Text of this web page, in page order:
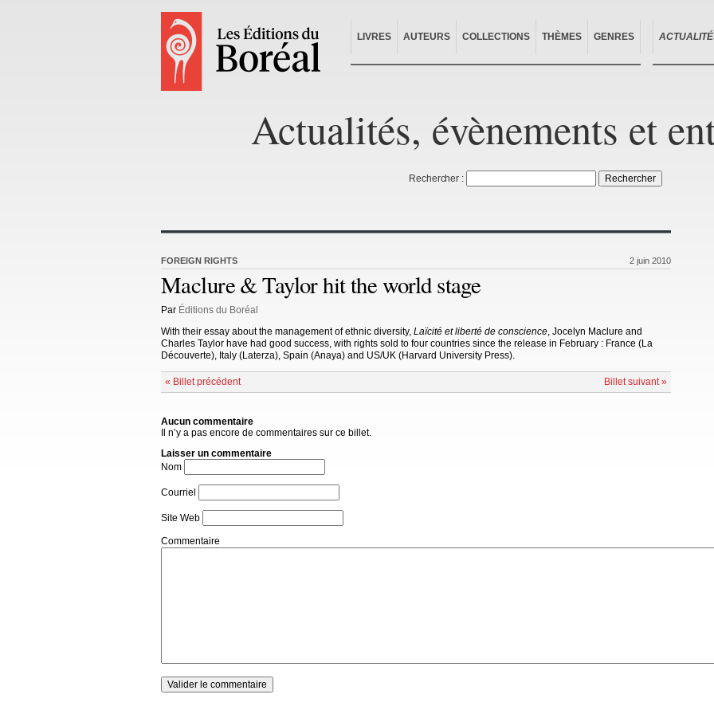
LIVRES AUTEURS COLLECTIONS THÈMES GENRES
Actualités, évènements et
Rechercher :
FOREIGN RIGHTS 2 juin 2010
Maclure & Taylor hit the world stage
Par Éditions du Boréal
With their essay about the management of ethnic diversity, Laïcité et liberté de conscience, Jocelyn Maclure and
Charles Taylor have had good success, with rights sold to four countries since the release in February : France (La
Découverte), Italy (Laterza), Spain (Anaya) and US/UK (Harvard University Press).
« Billet précédent Billet suivant »
Aucun commentaire
Il n’y a pas encore de commentaires sur ce billet.
Laisser un commentaire
Nom
Courriel
Site Web
Commentaire